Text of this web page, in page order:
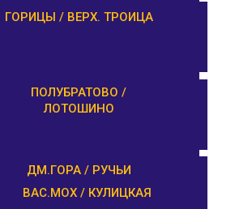
ЗАВИДОВО /
НОВОЗАВИДОВО
РЕДКИНО / ГОРОДНЯ
ПРОЛЕТАРКА / ЧЕРКАССЫ
ГОРИЦЫ / ВЕРХ. ТРОИЦА
ПОЛУБРАТОВО /
ЛОТОШИНО
ДМ.ГОРА / РУЧЬИ
ВАС.МОХ / КУЛИЦКАЯ